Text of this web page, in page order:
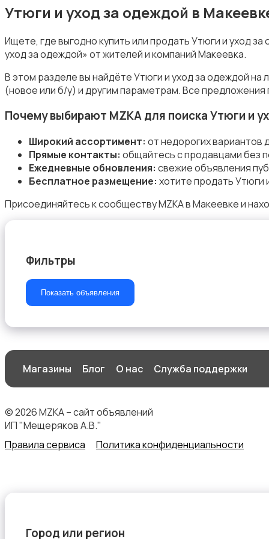
Приготовление еды
Приготовление напитков
Стиральные машины
Утюги и уход за одеждой
Утюги и уход за одеждой в
Ищете, где выгодно купить или продать Утюги и уход
уход за одеждой» от жителей и компаний Макеевка.
В этом разделе вы найдёте Утюги и уход за одеждой
(новое или б/у) и другим параметрам. Все
Почему выбирают MZKA для поиска Утюги и
Широкий ассортимент: от недорогих
Прямые контакты: общайтесь с продавцами без
Ежедневные обновления: свежие объявления
Бесплатное размещение: хотите продать Утюги
Присоединяйтесь к сообществу MZKA в Макеевке и
Фильтры
Показать объявления
Магазины Блог О нас Служба поддержки
© 2026 MZKA – сайт объявлений
ИП "Мещеряков А.В."
Правила сервиса
Политика конфиденциальности
Город или регион